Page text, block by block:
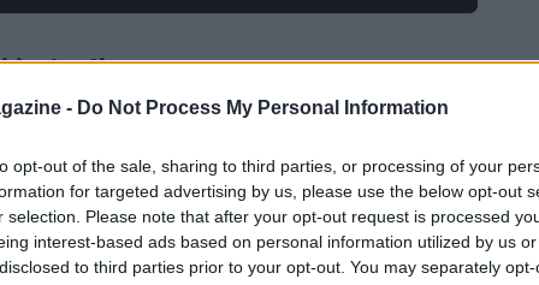
- Do Not Process My Personal Information
opt-out of the sale, sharing to third parties, or processing of your
for targeted advertising by us, please use the below opt-out
selection. Please note that after your opt-out request is processed
interest-based ads based on personal information utilized by us
to third parties prior to your opt-out. You may separately
in Italia
evoluzione, e con l’avvicinarsi del 2025, è
le nuove normative e come queste possano
vigore di leggi recenti, come quelle previste
cambiamenti che riguardano le pensioni
esploreremo le principali novità e forniremo